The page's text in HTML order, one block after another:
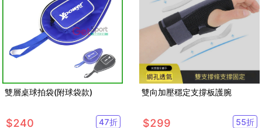
雙層桌球拍袋(附球袋款)
$240 47折
雙向加壓穩定支撐板護腕
$299 55折